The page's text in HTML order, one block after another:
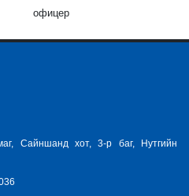
офицер
Сайншанд хот, 3-р баг, Нутгийн